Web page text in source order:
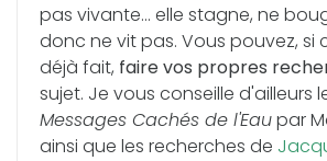
pas vivante... elle stagne, ne
donc ne vit pas. Vous pouvez, si
déjà fait, faire vos propres
sujet. Je vous conseille d'ailleurs
Messages Cachés de l'Eaupar
ainsi que les recherches de